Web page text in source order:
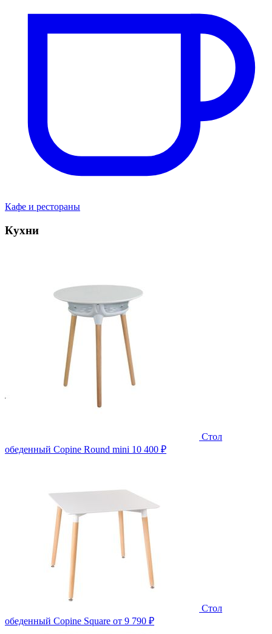
Кафе и рестораны
Кухни
Стол
обеденный Copine Round mini 10 400 ₽
Стол
обеденный Copine Square от 9 790 ₽